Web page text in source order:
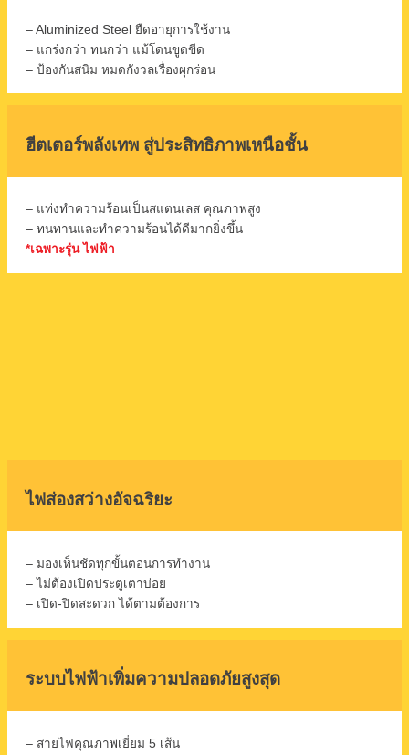
– Aluminized Steel ยืดอายุการใช้งาน
– แกร่งกว่า ทนกว่า แม้โดนขูดขีด
– ป้องกันสนิม หมดกังวลเรื่องผุกร่อน
ฮีตเตอร์พลังเทพ สู่ประสิทธิภาพเหนือชั้น
– แท่งทำความร้อนเป็นสแตนเลส คุณภาพสูง
– ทนทานและทำความร้อนได้ดีมากยิ่งขึ้น
*เฉพาะรุ่น ไฟฟ้า
ไฟส่องสว่างอัจฉริยะ
– มองเห็นชัดทุกขั้นตอนการทำงาน
– ไม่ต้องเปิดประตูเตาบ่อย
– เปิด-ปิดสะดวก ได้ตามต้องการ
ระบบไฟฟ้าเพิ่มความปลอดภัยสูงสุด
– สายไฟคุณภาพเยี่ยม 5 เส้น